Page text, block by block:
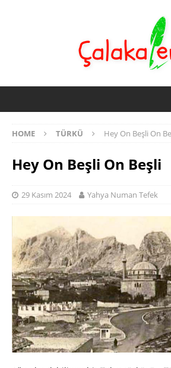
HOME TÜRKÜ Hey On Beşli On
Hey On Beşli On Beşli
29 Kasım 2024 Yahya Numan Tefek